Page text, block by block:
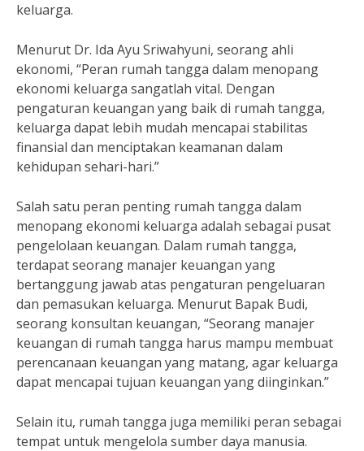
keluarga.
Menurut Dr. Ida Ayu Sriwahyuni, seorang ahli
ekonomi, “Peran rumah tangga dalam menopang
ekonomi keluarga sangatlah vital. Dengan
pengaturan keuangan yang baik di rumah tangga,
keluarga dapat lebih mudah mencapai stabilitas
finansial dan menciptakan keamanan dalam
kehidupan sehari-hari.”
Salah satu peran penting rumah tangga dalam
menopang ekonomi keluarga adalah sebagai pusat
pengelolaan keuangan. Dalam rumah tangga,
terdapat seorang manajer keuangan yang
bertanggung jawab atas pengaturan pengeluaran
dan pemasukan keluarga. Menurut Bapak Budi,
seorang konsultan keuangan, “Seorang manajer
keuangan di rumah tangga harus mampu membuat
perencanaan keuangan yang matang, agar keluarga
dapat mencapai tujuan keuangan yang diinginkan.”
Selain itu, rumah tangga juga memiliki peran sebagai
tempat untuk mengelola sumber daya manusia.